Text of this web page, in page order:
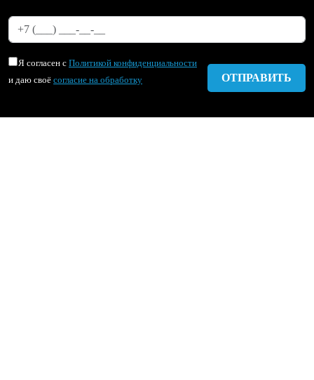
Я согласен с Политикой конфиденциальности
и даю своё согласие на обработку